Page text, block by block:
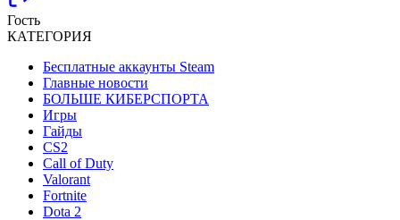
Гость
КАТЕГОРИЯ
Бесплатные аккаунты Steam
Главные новости
БОЛЬШЕ КИБЕРСПОРТА
Игры
Гайды
CS2
Call of Duty
Valorant
Fortnite
Dota 2